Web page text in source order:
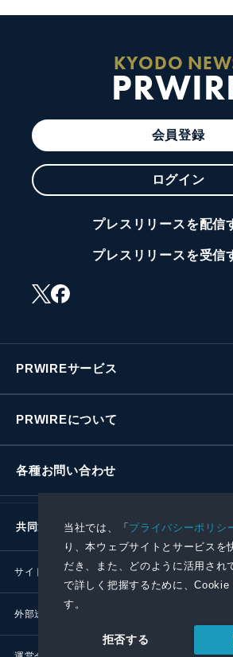
当社では、「プライバシーポリシ
り、本ウェブサイトとサービスを
だき、また、どのように活用され
で詳しく把握するために、Cookie
す。
拒否する
KYODO
会員登録
ログイン
プレスリリースを配信
プレスリリースを受信
PRWIREサービス
PRWIREについて
各種お問い合わせ
共同通信社グループ
サイトポリシー プライ
外部送信ポリシー